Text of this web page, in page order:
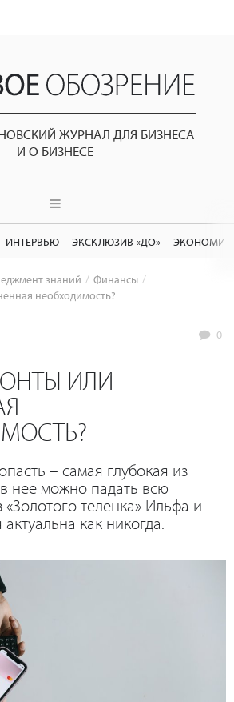
ЖУРНАЛ ДЛЯ БИЗНЕСА
И О БИЗНЕСЕ
ИНТЕРВЬЮ ЭКСКЛЮЗИВ «ДО»
знаний
Финансы
необходимость?
0
ИЛИ
– самая глубокая из
нее можно падать всю
теленка» Ильфа и
как никогда.